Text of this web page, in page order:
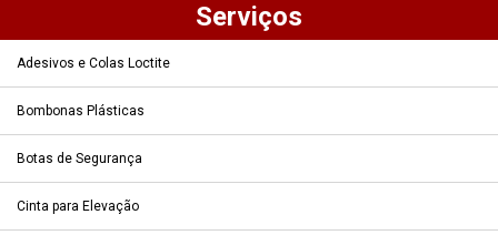
Serviços
Adesivos e Colas Loctite
Bombonas Plásticas
Botas de Segurança
Cinta para Elevação